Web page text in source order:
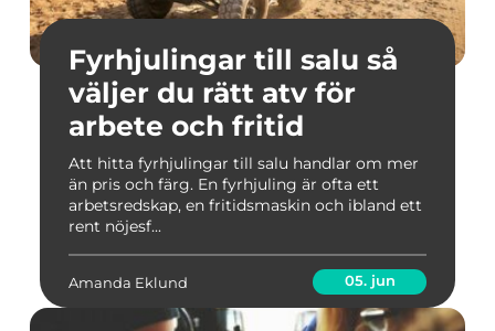
Fyrhjulingar till salu så
väljer du rätt atv för
arbete och fritid
Att hitta fyrhjulingar till salu handlar om mer
än pris och färg. En fyrhjuling är ofta ett
arbetsredskap, en fritidsmaskin och ibland ett
rent nöjesf...
Amanda Eklund 05. jun